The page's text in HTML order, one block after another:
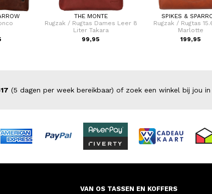
THE MONTE
Rugzak / Rugtas Dames Leer 8
Liter Takara
99,95
SPIKES &
Rugzak / Rugtas
Marlotte
199,95
(5 dagen per week bereikbaar) of zoek een winkel bij jou
VAN OS TASSEN EN KOFFERS